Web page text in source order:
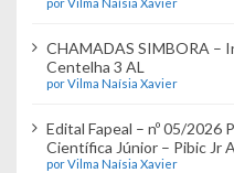
CHAMADAS SIMBORA –
Centelha 3 AL
por Vilma Naísia Xavier
Edital Fapeal – nº 05/2026
Científica Júnior – Pibic Jr
por Vilma Naísia Xavier